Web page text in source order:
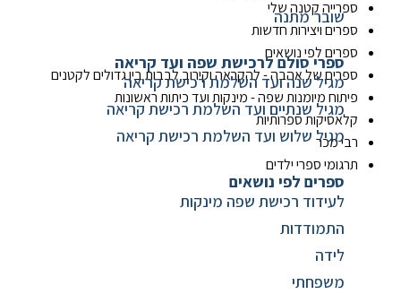
ספרייה קטנה שלי
ספרים ויצירות חדשות
ספרים לפי נושאים
ספרים של אהבה - להקראה וקירוב לבבות בין גדולים לקטנים
פיתוח מיומנות שפה - מינקות ועד כיתות ראשונות
קלאסיקות ספרותיות
רבי מכר
תרגומי ספרי ילדים
שובר מתנה
ספרי סולם לרכישת שפה ועד קריאה
מגיל שנה ועד השלמת רכישת קריאה
מגיל שנתיים ועד השלמת רכישת קריאה
מגיל שלוש ועד השלמת רכישת קריאה
ספרים לפי נושאים
לעידוד רכישת שפה מינקות
התמודדות
לידה
משפחתי